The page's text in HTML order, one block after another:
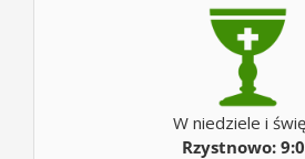
W niedziele i
Rzystnowo: